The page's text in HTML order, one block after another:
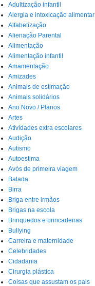
Adultização infantil
Alergia e intoxicação alimentar
Alfabetização
Alienação Parental
Alimentação
Alimentação infantil
Amamentação
Amizades
Animais de estimação
Animais solidários
Ano Novo / Planos
Artes
Atividades extra escolares
Audição
Autismo
Autoestima
Avós de primeira viagem
Balada
Birra
Briga entre irmãos
Brigas na escola
Brinquedos e brincadeiras
Bullying
Carreira e maternidade
Celebridades
Cidadania
Cirurgia plástica
Coisas que assustam os pais